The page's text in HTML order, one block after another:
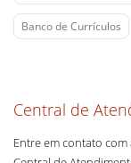
Banco de Currículos
Central de
Entre em contato com